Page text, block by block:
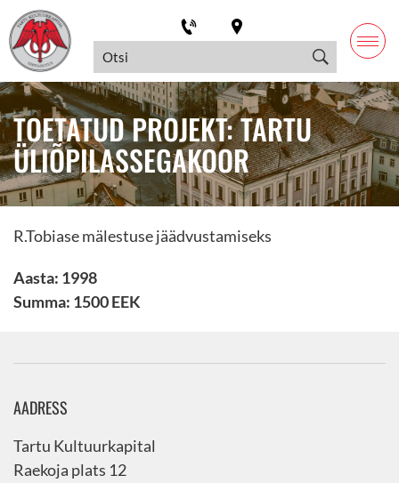
TOETATUD PROJEKT: TARTU
ÜLIÕPILASSEGAKOOR
R.Tobiase mälestuse jäädvustamiseks
Aasta: 1998
Summa: 1500 EEK
AADRESS
Tartu Kultuurkapital
Raekoja plats 12